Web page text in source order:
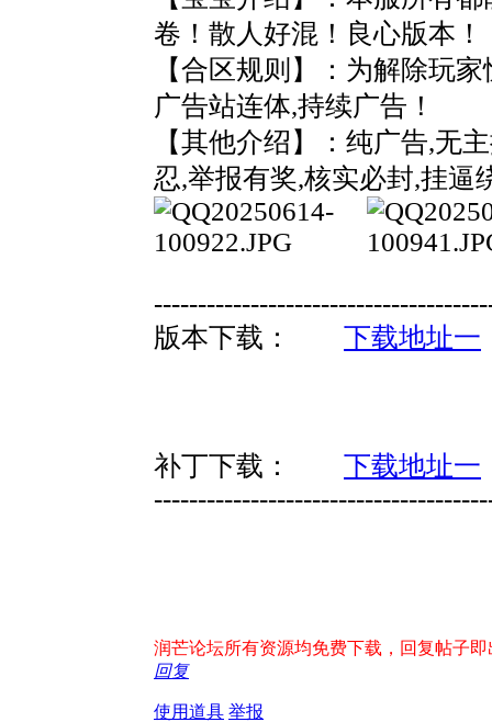
卷！散人好混！良心版本！
【合区规则】：为解除玩
广告站连体,持续广告！
【其他介绍】：纯广告,无
忍,举报有奖,核实必封,挂逼
版本下载： 下载地址一
补丁下载： 下载地址一
润芒论坛所有资源均免费下载，回复帖子即
回复
使用道具 举报